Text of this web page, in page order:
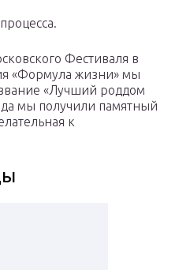
Фестиваля в
«Формула жизни» мы
«Лучший роддом
мы получили памятный
к